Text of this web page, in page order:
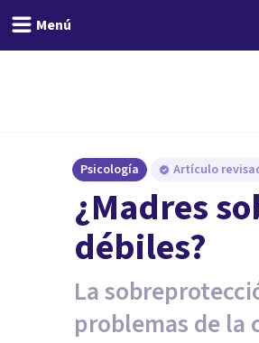
Menú
Psicología Artículo
¿Madres
débiles?
La
problemas de la